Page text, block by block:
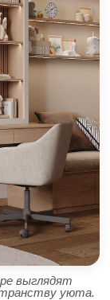
выглядят
уюта.